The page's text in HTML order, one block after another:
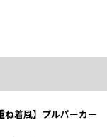
ね着風】プルパーカー